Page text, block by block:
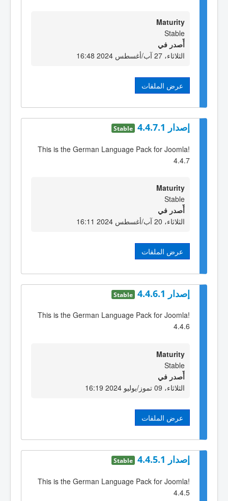
Maturity
Stable
أٌصدر في
الثلاثاء، 27 آب/أغسطس 2024 16:48
عرض الملفات
إصدار 4.4.7.1 Stable
This is the German Language Pack for Joomla!
4.4.7
Maturity
Stable
أٌصدر في
الثلاثاء، 20 آب/أغسطس 2024 16:11
عرض الملفات
إصدار 4.4.6.1 Stable
This is the German Language Pack for Joomla!
4.4.6
Maturity
Stable
أٌصدر في
الثلاثاء، 09 تموز/يوليو 2024 16:19
عرض الملفات
إصدار 4.4.5.1 Stable
This is the German Language Pack for Joomla!
4.4.5